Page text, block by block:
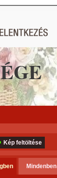
Kép feltöltése
Mindenben